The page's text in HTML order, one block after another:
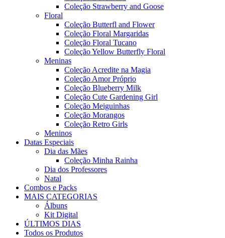
Coleção Strawberry and Goose
Floral
Coleção Butterfl and Flower
Coleção Floral Margaridas
Coleção Floral Tucano
Coleção Yellow Butterfly Floral
Meninas
Coleção Acredite na Magia
Coleção Amor Próprio
Coleção Blueberry Milk
Coleção Cute Gardening Girl
Coleção Meiguinhas
Coleção Morangos
Coleção Retro Girls
Meninos
Datas Especiais
Dia das Mães
Coleção Minha Rainha
Dia dos Professores
Natal
Combos e Packs
MAIS CATEGORIAS
Álbuns
Kit Digital
ÚLTIMOS DIAS
Todos os Produtos